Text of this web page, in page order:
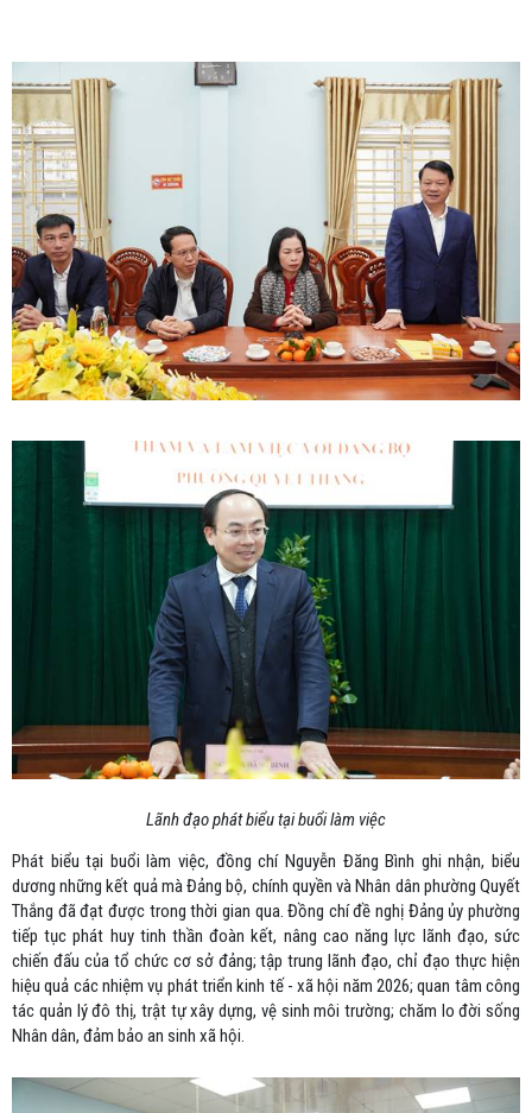
Lãnh đạo phát biểu tại buổi làm việc
Phát biểu tại buổi làm việc, đồng chí Nguyễn Đăng Bình ghi nhận, biểu
dương những kết quả mà Đảng bộ, chính quyền và Nhân dân phường Quyết
Thắng đã đạt được trong thời gian qua. Đồng chí đề nghị Đảng ủy phường
tiếp tục phát huy tinh thần đoàn kết, nâng cao năng lực lãnh đạo, sức
chiến đấu của tổ chức cơ sở đảng; tập trung lãnh đạo, chỉ đạo thực hiện
hiệu quả các nhiệm vụ phát triển kinh tế - xã hội năm 2026; quan tâm công
tác quản lý đô thị, trật tự xây dựng, vệ sinh môi trường; chăm lo đời sống
Nhân dân, đảm bảo an sinh xã hội.